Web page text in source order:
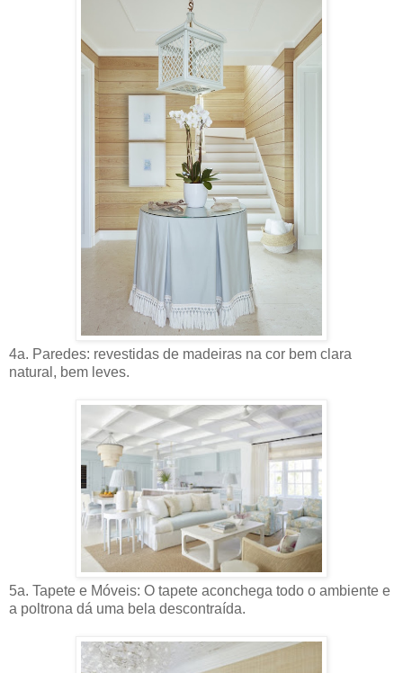
4a. Paredes: revestidas de madeiras na cor bem clara
natural, bem leves.
5a. Tapete e Móveis: O tapete aconchega todo o ambiente e
a poltrona dá uma bela descontraída.